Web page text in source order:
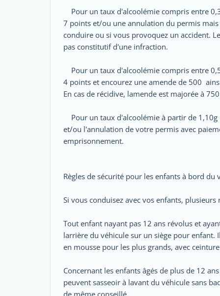
Pour un taux d'alcoolémie compris entre
7 points et/ou une annulation du permis
conduire ou si vous provoquez un accident.
pas constitutif d'une infraction.
Pour un taux d'alcoolémie compris entre
4 points et encourez une amende de 500 
En cas de récidive, lamende est majorée à 750
Pour un taux d'alcoolémie à partir de
et/ou l'annulation de votre permis avec
emprisonnement.
Règles de sécurité pour les enfants à bord du
Si vous conduisez avec vos enfants,
Tout enfant nayant pas 12 ans révolus et
larrière du véhicule sur un siège pour enfant.
en mousse pour les plus grands, avec
Concernant les enfants âgés de plus de 12
peuvent sasseoir à lavant du véhicule sans
de même conseillé.